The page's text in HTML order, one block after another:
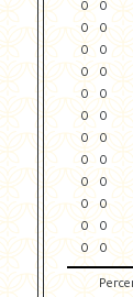
0
0
0
0
0
0
0
0
0
0
0
0
0
0
0
0
0
0
0
0
0
0
0
0